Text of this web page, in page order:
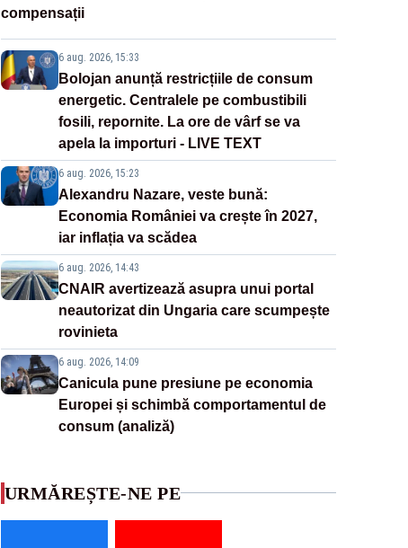
compensații
6 aug. 2026, 15:33
Bolojan anunță restricțiile de consum
energetic. Centralele pe combustibili
fosili, repornite. La ore de vârf se va
apela la importuri - LIVE TEXT
6 aug. 2026, 15:23
Alexandru Nazare, veste bună:
Economia României va crește în 2027,
iar inflația va scădea
6 aug. 2026, 14:43
CNAIR avertizează asupra unui portal
neautorizat din Ungaria care scumpește
rovinieta
6 aug. 2026, 14:09
Canicula pune presiune pe economia
Europei și schimbă comportamentul de
consum (analiză)
URMĂREȘTE-NE PE